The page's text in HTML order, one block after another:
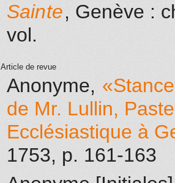
Sainte, Genève :
vol.
Article de revue
Anonyme,
de Mr. Lullin,
Ecclésiastique à
1753, p. 161-163